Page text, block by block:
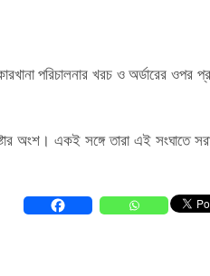
পরিচালনার খরচ ও অর্ডারের ওপর
অংশ। একই সঙ্গে তারা এই সংঘাতে